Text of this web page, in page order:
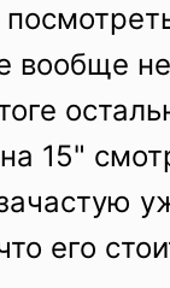
вообще
15"
его